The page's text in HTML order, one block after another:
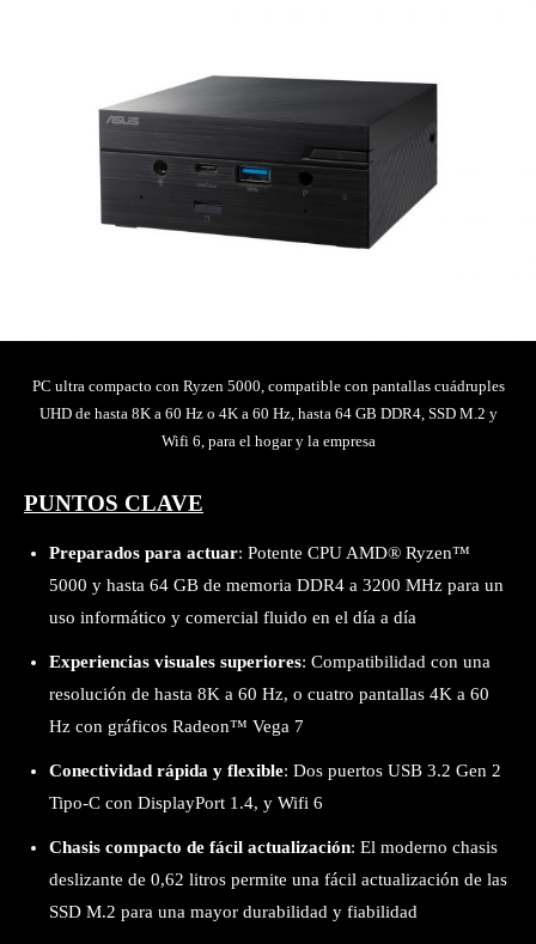
PC ultra compacto con Ryzen 5000, compatible con pantallas cuádruples
UHD de hasta 8K a 60 Hz o 4K a 60 Hz, hasta 64 GB DDR4, SSD M.2 y
Wifi 6, para el hogar y la empresa
PUNTOS CLAVE
Preparados para actuar: Potente CPU AMD® Ryzen™
5000 y hasta 64 GB de memoria DDR4 a 3200 MHz para un
uso informático y comercial fluido en el día a día
Experiencias visuales superiores: Compatibilidad con una
resolución de hasta 8K a 60 Hz, o cuatro pantallas 4K a 60
Hz con gráficos Radeon™ Vega 7
Conectividad rápida y flexible: Dos puertos USB 3.2 Gen 2
Tipo-C con DisplayPort 1.4, y Wifi 6
Chasis compacto de fácil actualización: El moderno chasis
deslizante de 0,62 litros permite una fácil actualización de las
SSD M.2 para una mayor durabilidad y fiabilidad